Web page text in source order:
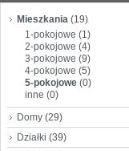
Mieszkania (19)
1-pokojowe (1)
2-pokojowe (4)
3-pokojowe (9)
4-pokojowe (5)
5-pokojowe (0)
inne (0)
Domy (29)
Działki (39)